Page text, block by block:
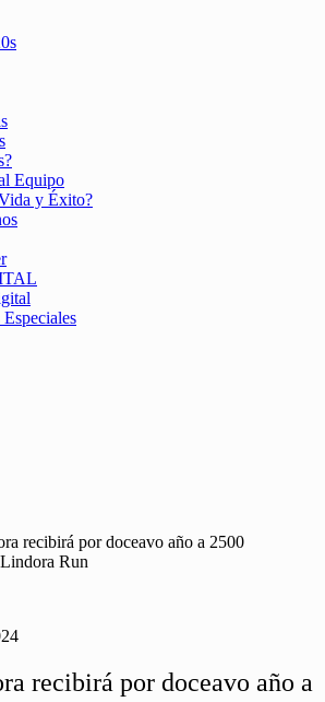
Equipo
y Éxito?
recibirá por doceavo año a 2500
Run
recibirá por doceavo año a